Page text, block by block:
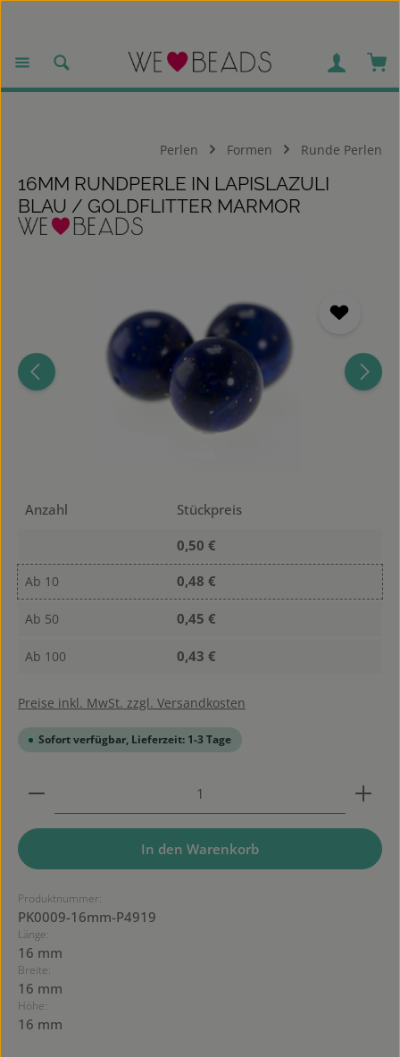
Perlen Formen Runde Perlen
16MM RUNDPERLE IN LAPISLAZULI
BLAU / GOLDFLITTER MARMOR
Anzahl
Stückpreis
0,50 €
Ab 10 0,48 €
Ab 50 0,45 €
Ab 100 0,43 €
Preise inkl. MwSt. zzgl. Versandkosten
Sofort verfügbar, Lieferzeit: 1-3 Tage
Produkt Anzahl: Gib den gewünschten Wert ein
In den Warenkorb
Produktnummer:
PK0009-16mm-P4919
Länge:
16 mm
Breite:
16 mm
Höhe:
16 mm